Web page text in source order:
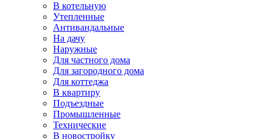
В котельную
Утепленные
Антивандальные
На дачу
Наружные
Для частного дома
Для загородного дома
Для коттеджа
В квартиру
Подъездные
Промышленные
Технические
В новостройку